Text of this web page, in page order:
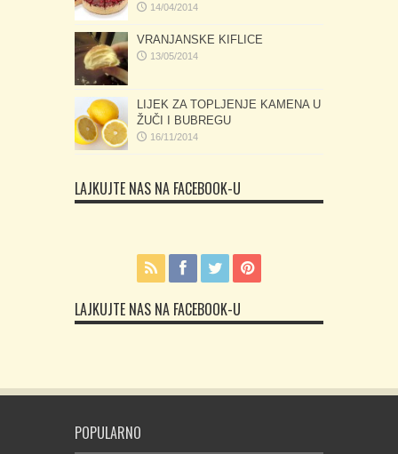
14/04/2014
VRANJANSKE KIFLICE
13/05/2014
LIJEK ZA TOPLJENJE KAMENA U
ŽUČI I BUBREGU
16/11/2014
LAJKUJTE NAS NA FACEBOOK-U
LAJKUJTE NAS NA FACEBOOK-U
POPULARNO